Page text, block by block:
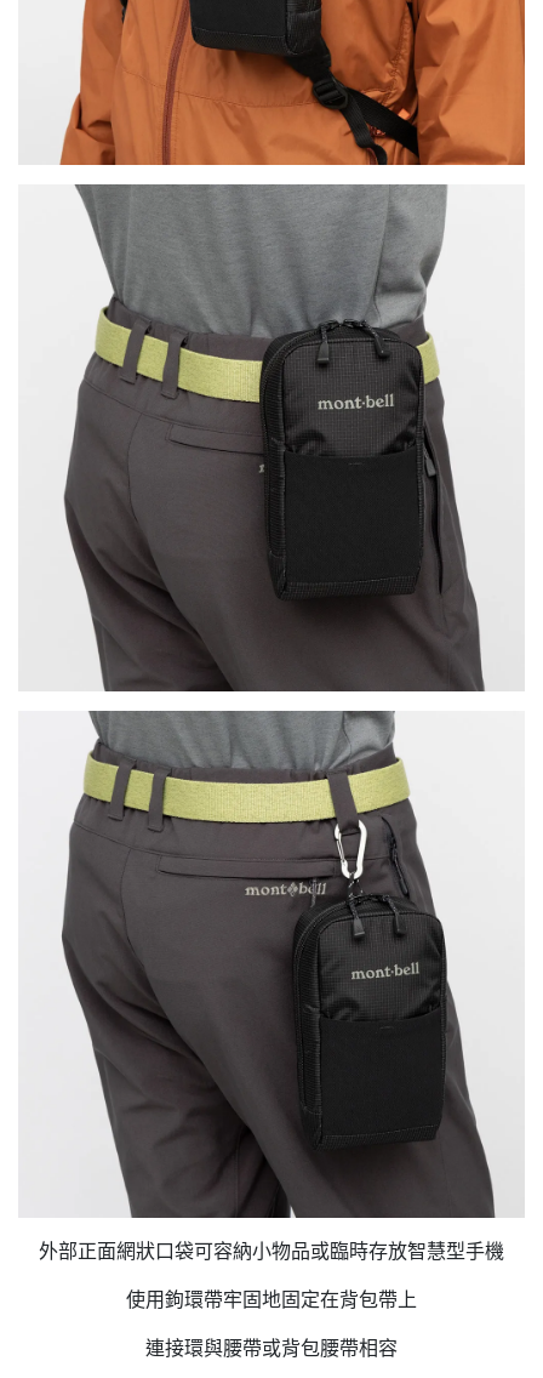
外部正面網狀口袋可容納小物品或臨時存放智慧型手機
使用鉤環帶牢固地固定在背包帶上
連接環與腰帶或背包腰帶相容